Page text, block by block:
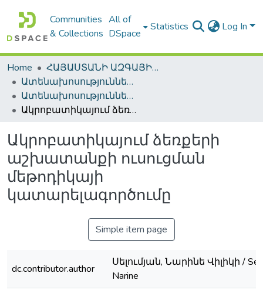
Communities
& Collections
All of
DSpace
Statistics Log In
Home
ՀԱՅԱՍՏԱՆԻ ԱԶԳԱՅԻՆ ԳՐԱԴԱՐԱՆԻ ԹՎԱՅԻՆ ՊԱՀՈՑ / DIGITAL REPOSITORY OF NLA
Ատենախոսություններ և սեղմագրեր / Theses & Abstracts
Ատենախոսություններ և սեղմագրեր / Theses & Abstracts
Ակրոբատիկայում ձեռքերի աշխատանքի ուսուցման մեթոդիկայի կատարելագործումը
Ակրոբատիկայում ձեռքերի
աշխատանքի ուսուցման
մեթոդիկայի
կատարելագործումը
Simple item page
dc.contributor.author
Սելումյան, Նարինե Վիլիկի /
Narine